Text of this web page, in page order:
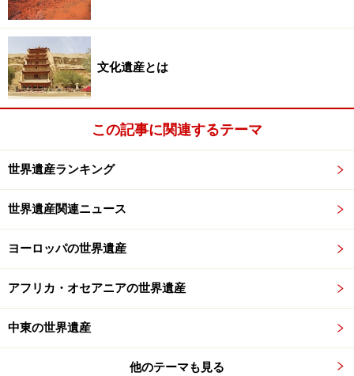
れている。
■アツィナナナの雨林
Rainforests of the Atsinanana
マダガスカル、2007年、(ix)(x)
アツィナナナでは、木々の伐採やキツネザルの密猟等が
禁止されているにも関わらず対策が不十分で、違法な材
木等が市場に出回ってしまっている。これを防ぐ方策の
推進が求められた。
■エバーグレーズ国立公園
Everglades National Park
アメリカ、1979年、(viii)(ix)(x)
2007年に一旦危機遺産リストから外されたが、河川の流
入量は60%も減り、水の富栄養化等で湿地や河川の環境
文化遺産とは
この記事に関連するテーマ
世界遺産ランキング
世界遺産関連ニュース
ヨーロッパの世界遺産
アフリカ・オセアニアの世界遺産
中東の世界遺産
他のテーマも見る